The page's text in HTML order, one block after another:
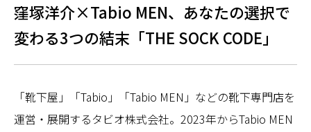
窪塚洋介×Tabio MEN、あなたの選択で
変わる3つの結末「THE SOCK CODE」
「靴下屋」「Tabio」「Tabio MEN」などの靴下専門店を
運営・展開するタビオ株式会社。2023年からTabio MEN